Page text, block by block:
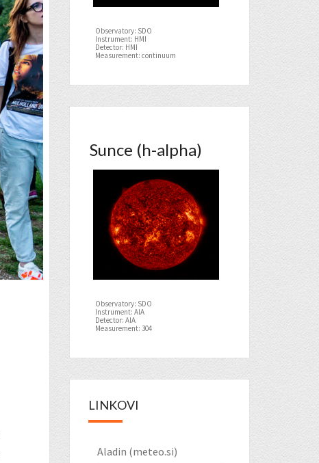
Observatory: SDO
Instrument: HMI
Detector: HMI
Measurement: continuum
Sunce (h-alpha)
Observatory: SDO
Instrument: AIA
Detector: AIA
Measurement: 304
LINKOVI
Aladin (meteo.si)